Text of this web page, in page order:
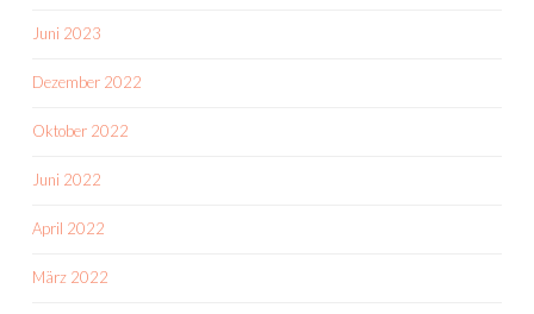
Juni 2023
Dezember 2022
Oktober 2022
Juni 2022
April 2022
März 2022